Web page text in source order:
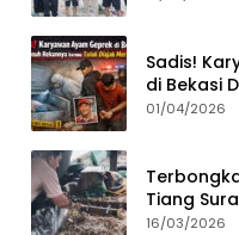
Sadis!
di Bekasi
karena
01/04/2026
Tiang
ABK
16/03/2026